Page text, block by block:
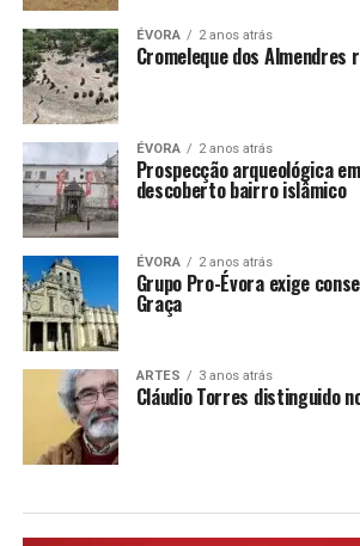
ÉVORA 2 anos atrás
Cromeleque dos Almendres
ÉVORA 2 anos atrás
Prospecção arqueológica
descoberto bairro islâmico
ÉVORA 2 anos atrás
Grupo Pro-Évora exige
Graça
ARTES 3 anos atrás
Cláudio Torres distinguido